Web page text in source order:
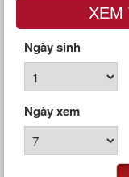
XEM
Ngày sinh
Ngày xem